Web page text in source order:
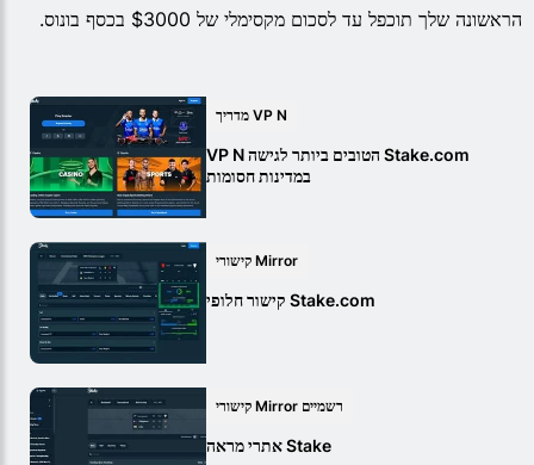
הראשונה שלך תוכפל עד לסכום מקסימלי של $3000 בכסף בונוס.
מדריך VP N
VP N הטובים ביותר לגישה Stake.com
במדינות חסומות
קישורי Mirror
קישור חלופי Stake.com
קישורי Mirror רשמיים
אתרי מראה Stake